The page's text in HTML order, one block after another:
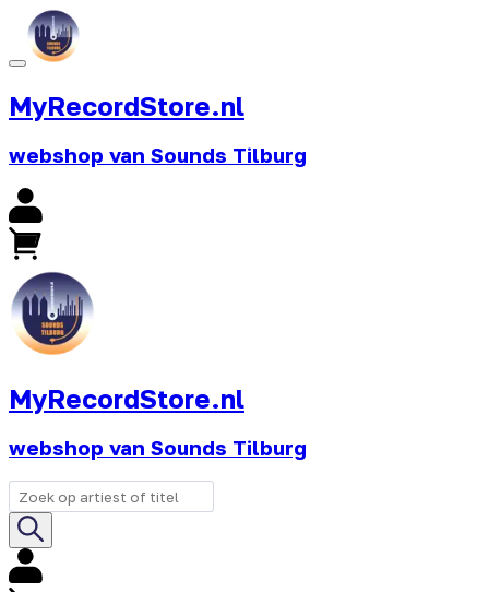
MyRecordStore.nl
webshop van Sounds Tilburg
MyRecordStore.nl
webshop van Sounds Tilburg